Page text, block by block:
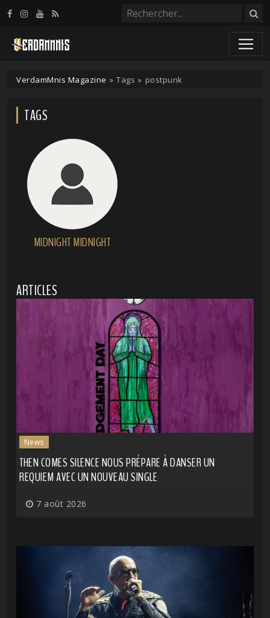
VerdamMnis Magazine » Tags » postpunk
TAGS
MIDNIGHT MIDNIGHT
ARTICLES
News
THEN COMES SILENCE NOUS PRÉPARE À DANSER UN
REQUIEM AVEC UN NOUVEAU SINGLE
7 août 2026
Panneau de gestion des cookies